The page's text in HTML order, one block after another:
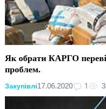
Як обрати КАРГО
проблем.
Закупівлі17.06.2020 1